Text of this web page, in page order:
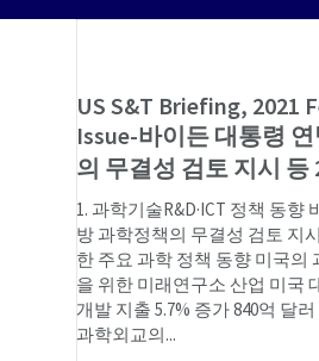
US S&T Briefing, 2021
Issue-바이든 대통령
의 무결성 검토 지시 등
1. 과학기술R&D·ICT 정책 동향
방 과학정책의 무결성 검토 지
한 주요 과학 정책 동향 미국의
을 위한 미래연구소 산업 미국
개발 지출 5.7% 증가 840억 달러
과학외교의...